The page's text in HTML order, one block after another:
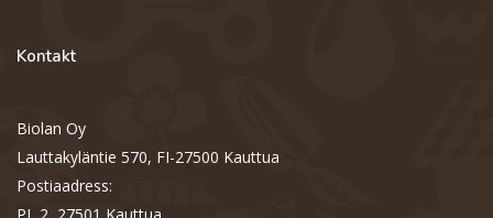
Kontakt
Biolan Oy
Lauttakyläntie 570, FI-27500 Kauttua
Postiaadress: